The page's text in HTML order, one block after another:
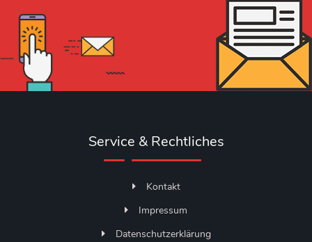
Service & Rechtliches
Kontakt
Impressum
Datenschutzerklärung